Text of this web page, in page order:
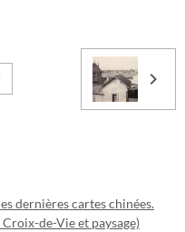
dernières cartes chinées.
de-Vie et paysage)